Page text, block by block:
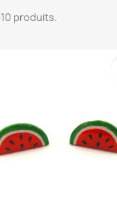
produits.